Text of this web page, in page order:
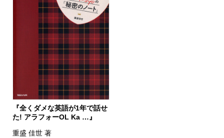
『全くダメな英語が1年で話せ
た! アラフォーOL Ka …』
重盛 佳世 著